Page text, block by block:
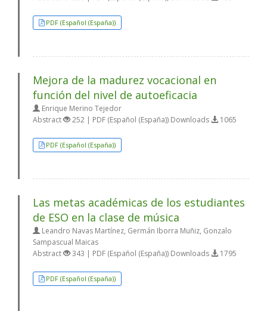
PDF (Español (España))
Mejora de la madurez vocacional en
función del nivel de autoeficacia
Enrique Merino Tejedor
Abstract
252 | PDF (Español (España)) Downloads 1065
PDF (Español (España))
Las metas académicas de los estudiantes
de ESO en la clase de música
Leandro Navas Martínez, Germán Iborra Muñiz, Gonzalo
Sampascual Maicas
Abstract
343 | PDF (Español (España)) Downloads 1795
PDF (Español (España))